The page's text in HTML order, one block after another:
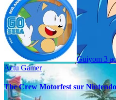
Guiyom 3
Actu Gamer
The Crew Motorfest sur